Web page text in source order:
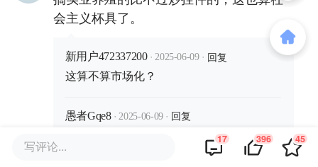
会主义杯具了。
新用户472337200 · 2025-06-09 · 回复
这算不算市场化？
愚者Gqe8 · 2025-06-09 · 回复
写评论... 17 396 45